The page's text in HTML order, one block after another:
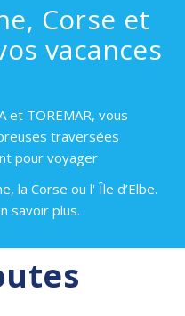
Corse et
vacances
et TOREMAR, vous
traversées
pour voyager
la Corse ou l' Île d’Elbe.
savoir plus.